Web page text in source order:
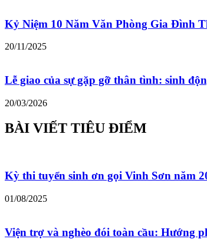
Kỷ Niệm 10 Năm Văn Phòng Gia Đình
20/11/2025
Lễ giao của sự gặp gỡ thân tình: sinh
20/03/2026
BÀI VIẾT TIÊU ĐIỂM
Kỳ thi tuyển sinh ơn gọi Vinh Sơn năm
01/08/2025
Viện trợ và nghèo đói toàn cầu: Hướng